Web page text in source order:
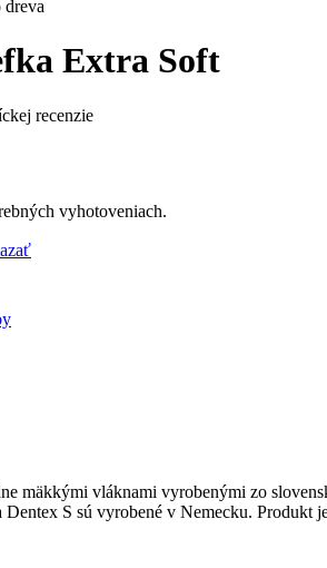
Extra Soft
recenzie
vyhotoveniach.
mäkkými vláknami vyrobenými zo
S sú vyrobené v Nemecku. Produkt